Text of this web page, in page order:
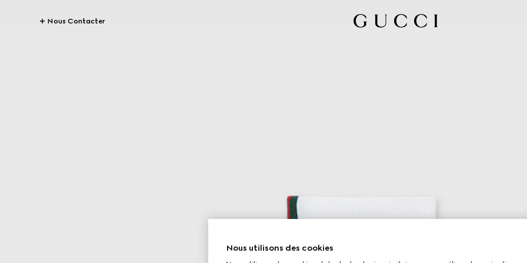
Nous Contacter
Nous utilisons des cookies